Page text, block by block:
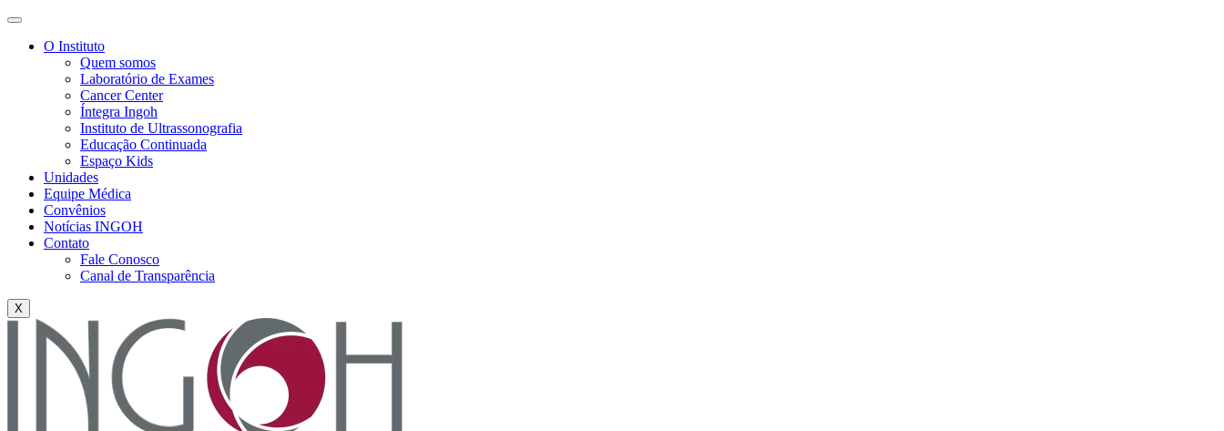
O Instituto
Quem somos
Laboratório de Exames
Cancer Center
Íntegra Ingoh
Instituto de Ultrassonografia
Educação Continuada
Espaço Kids
Unidades
Equipe Médica
Convênios
Notícias INGOH
Contato
Fale Conosco
Canal de Transparência
X